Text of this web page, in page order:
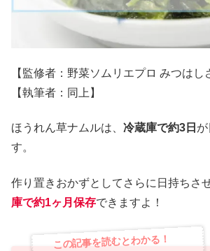
【監修者：野菜ソムリエプロ みつはし
【執筆者：同上】
ほうれん草ナムルは、 冷蔵庫で約3日
す。
作り置きおかずとしてさらに日持ちさ
庫で約1ヶ月保存できますよ！
この記事を読むとわかる！